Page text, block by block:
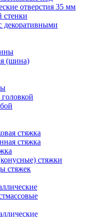
отверстия 35 мм
стенки
декоративными
(шина)
стяжка
стяжка
стяжки
стяжек